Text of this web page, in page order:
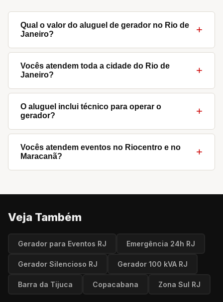
Qual o valor do aluguel de gerador no Rio de
Janeiro?
+
O valor varia conforme a potência (25 kVA a 450
kVA), o período de locação e o tipo de aplicação.
Entre em contato pelo WhatsApp (21) 99596-1022
para um orçamento personalizado e sem
compromisso. Respondemos em minutos.
Vocês atendem toda a cidade do Rio de
Janeiro?
+
Sim. Atendemos toda a cidade do Rio de Janeiro,
incluindo Zona Sul, Barra da Tijuca, Centro, Zona
Norte e todas as regiões. Também cobrimos Grande
Rio, Baixada Fluminense e Região Serrana.
O aluguel inclui técnico para operar o
gerador?
+
Sim. Todos os atendimentos incluem nossos
técnicos para instalação, operação e monitoramento
durante todo o período de locação.
Vocês atendem eventos no Riocentro e no
Maracanã?
+
de grande porte.
Veja Também
Gerador para Eventos RJ Emergência 24h RJ
Gerador Silencioso RJ Gerador 100 kVA RJ
Barra da Tijuca Copacabana Zona Sul RJ